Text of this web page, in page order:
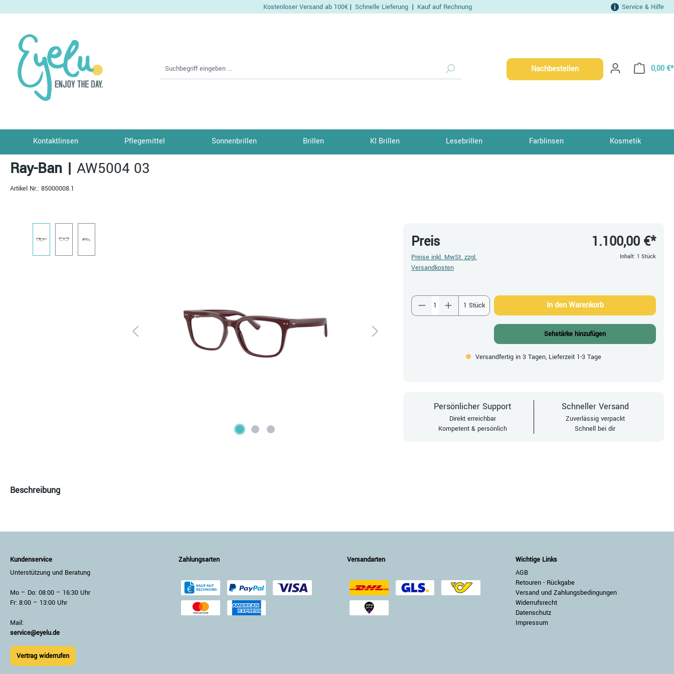
Kostenloser Versand ab 100€ | Schnelle Lieferung | Kauf auf Rechnung Service & Hilfe
0,00 €*
Nachbestellen
Kontaktlinsen Pflegemittel Sonnenbrillen Brillen KI Brillen Lesebrillen Farblinsen Kosmetik
Ray-Ban | AW5004 03
Artikel Nr.: 85000008.1
Preis
Preise inkl. MwSt. zzgl.
Versandkosten
1.100,00 €*
Inhalt: 1 Stück
Produkt Anzahl: Gib den gewünschten Wert ein oder
1 Stück In den Warenkorb
Sehstärke hinzufügen
Versandfertig in 3 Tagen, Lieferzeit 1-3 Tage
Persönlicher Support
Direkt erreichbar
Kompetent & persönlich
Schneller Versand
Zuverlässig verpackt
Schnell bei dir
Beschreibung
Kundenservice
Unterstützung und Beratung
Mo – Do: 08:00 – 16:30 Uhr
Fr: 8:00 – 13:00 Uhr
Mail:
service@eyelu.de
Vertrag widerrufen
Zahlungsarten Versandarten
Wichtige Links
AGB
Retouren - Rückgabe
Versand und Zahlungsbedingungen
Widerrufsrecht
Datenschutz
Impressum